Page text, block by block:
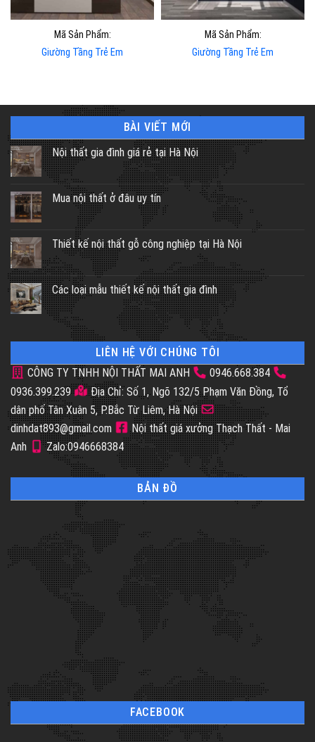
Mã Sản Phẩm:
Giường Tầng Trẻ Em
Mã Sản Phẩm:
Giường Tầng Trẻ Em
BÀI VIẾT MỚI
Nội thất gia đình giá rẻ tại Hà Nội
Mua nội thất ở đâu uy tín
Thiết kế nội thất gỗ công nghiệp tại Hà Nội
Các loại mẫu thiết kế nội thất gia đình
LIÊN HỆ VỚI CHÚNG TÔI
CÔNG TY TNHH NỘI THẤT MAI ANH
0946.668.384
0936.399.239
Địa Chỉ: Số 1, Ngõ 132/5 Phạm Văn Đồng, Tổ
dân phố Tân Xuân 5, P.Bắc Từ Liêm, Hà Nội
dinhdat893@gmail.com
Nội thất giá xưởng Thạch Thất - Mai
Anh
Zalo:0946668384
BẢN ĐỒ
FACEBOOK